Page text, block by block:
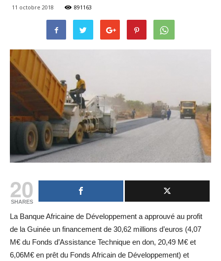
11 octobre 2018 891163
20
SHARES
La Banque Africaine de Développement a approuvé au profit
de la Guinée un financement de 30,62 millions d’euros (4,07
M€ du Fonds d’Assistance Technique en don, 20,49 M€ et
6,06M€ en prêt du Fonds Africain de Développement) et